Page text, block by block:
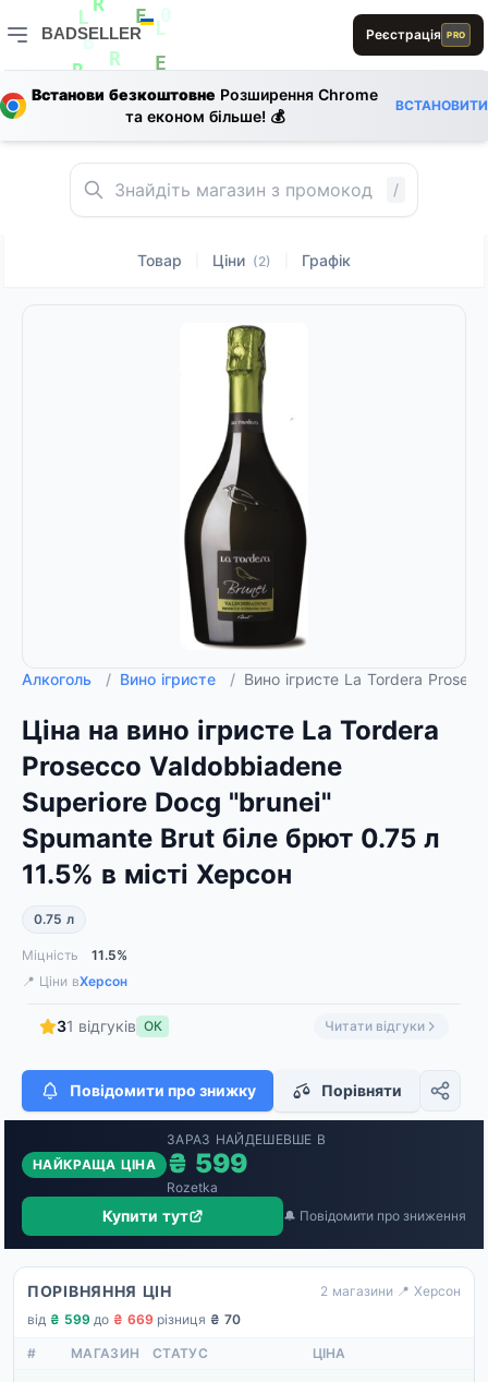
R
E
R
B
E
B
0
S
L
1
D
L
E
E
1
BADSELLER
BADSELLER — порівняння цін і знижки
Реєстрація PRO
Встанови безкоштовне Розширення Chrome
та економ більше! 💰
ВСТАНОВИТИ
/
Товар Ціни (2) Графік
Алкоголь / Вино ігристе / Вино ігристе La Tordera
Ціна на вино ігристе La Tordera
Prosecco Valdobbiadene
Superiore Docg "brunei"
Spumante Brut біле брют 0.75 л
11.5% в місті Херсон
0.75 л
Міцність
11.5%
📍 Ціни вХерсон
31 відгуків ОК Читати відгуки
Повідомити про знижку Порівняти
НАЙКРАЩА ЦІНА
ЗАРАЗ НАЙДЕШЕВШЕ В
₴ 599
Rozetka
Купити тут 🔔 Повідомити про зниження
ПОРІВНЯННЯ ЦІН 2 магазини· 📍 Херсон
від ₴ 599·до ₴ 669·різниця ₴ 70
# МАГАЗИН СТАТУС ЦІНА